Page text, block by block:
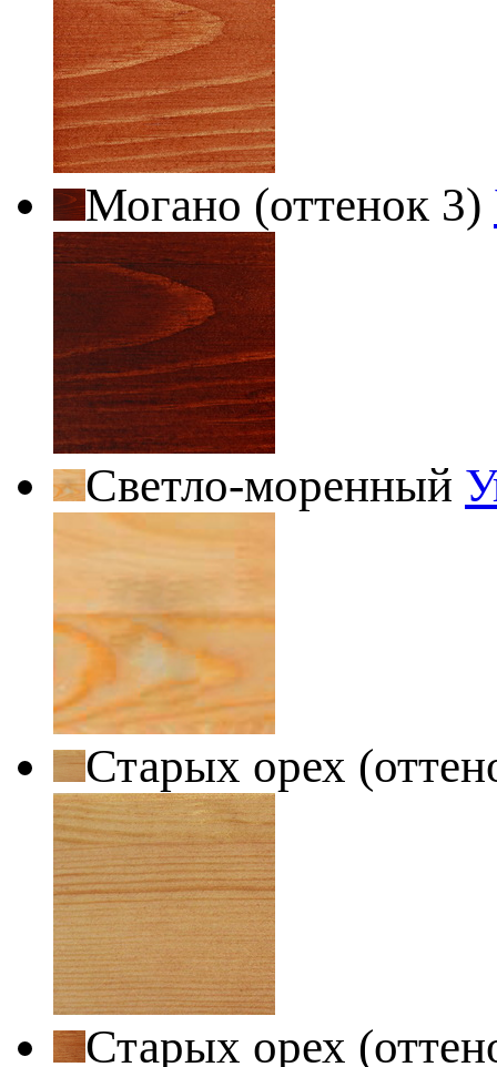
Могано (оттенок 3)
Светло-моренный
Старых орех
Старых орех